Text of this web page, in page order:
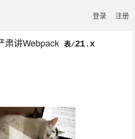
登录 注册
肃讲Webpack 表/21.x